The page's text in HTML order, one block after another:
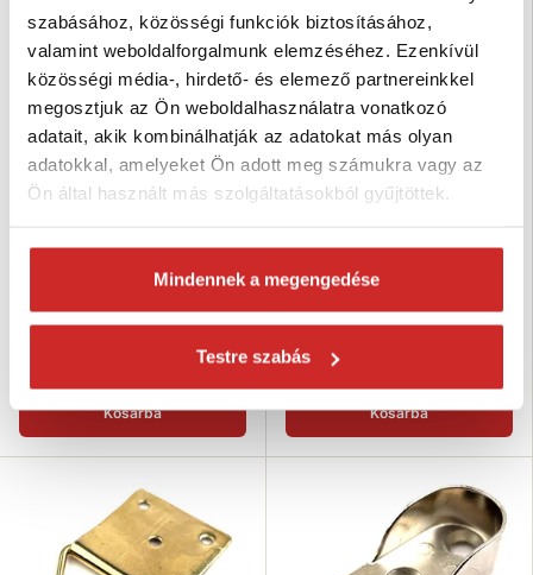
szabásához, közösségi funkciók biztosításához,
valamint weboldalforgalmunk elemzéséhez. Ezenkívül
közösségi média-, hirdető- és elemező partnereinkkel
megosztjuk az Ön weboldalhasználatra vonatkozó
adatait, akik kombinálhatják az adatokat más olyan
adatokkal, amelyeket Ön adott meg számukra vagy az
Ön által használt más szolgáltatásokból gyűjtöttek.
Mindennek a megengedése
Testre szabás
15 Ft
Szélesség (mm): 10 mm
Dimenzió: 1
Kosárba
29 Ft
Szélesség (mm): 20 mm
Magasság (mm): 39 mm
Dimenzió: 5
Raktáron 2425 db
Kosárba